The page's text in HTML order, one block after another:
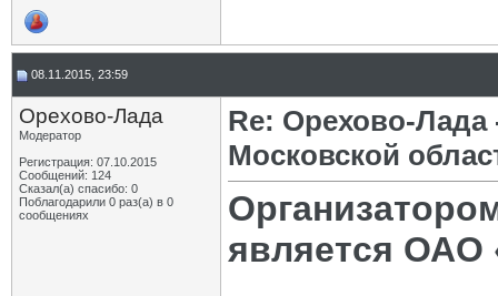
08.11.2015, 23:59
Орехово-Лада
Модератор
Регистрация: 07.10.2015
Сообщений: 124
Сказал(а) спасибо: 0
Поблагодарили 0 раз(а) в 0
сообщениях
Re: Орехово-
Московской
является ОАО